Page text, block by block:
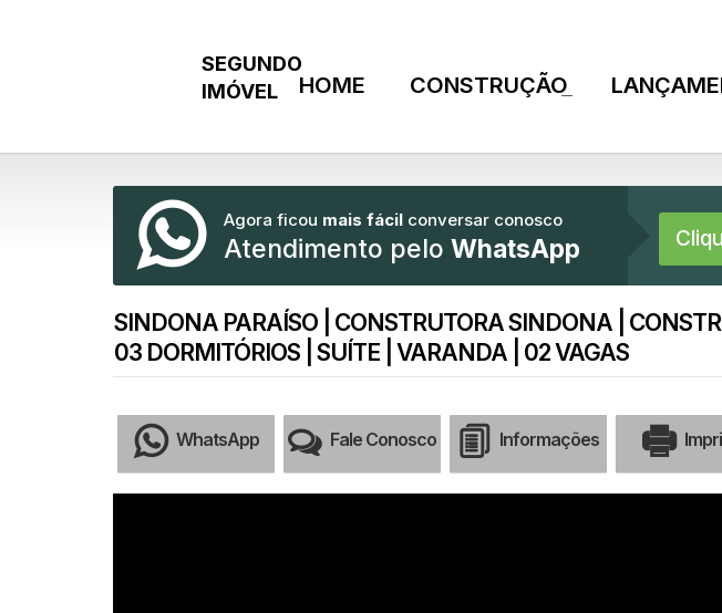
CONSTRUÇÃO
HOME
Agora ficou mais fácil conversar conosco
Atendimento pelo WhatsApp
SINDONA PARAÍSO | CONSTRUTORA SINDONA |
03 DORMITÓRIOS | SUÍTE | VARANDA | 02 VAGAS
WhatsApp Fale Conosco Informações